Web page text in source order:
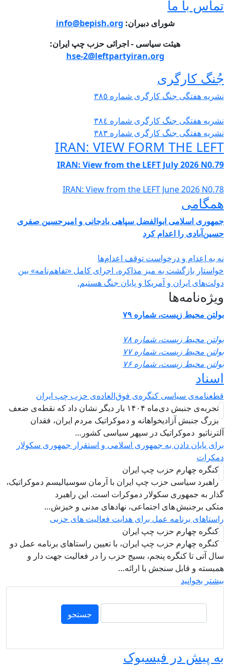
شورای دبیران:info@bepish.org
سیاسی - اجرائی حزب چپ ایران:
hse-2@leftpartyiran.org
کارگری شمارە ٣٨٥
کارگری شمارە ٣٨٤
کارگری شمارە ٣٨٣
IRAN: VIEW FORM
IRAN: View from the LEFT
IRAN: View from the LEFT
ابوالفضل سپاهی بادجانی و امیرحسین صفری
اعدام کرد
درخواست توقف اعدام‌ها
به میز مذاکره، اجرای کامل «تفاهم‌نامه» بین
و آمریکا و پایان جنگ هستیم.
شماره ۷۹
شماره ۷۸
شماره ۷۷
شماره ۷۶
کنگره‌ی فوق‌العاده‌ی حزب چپ ایران
تجربه‌ی جنبش دی‌ماه ۱۴۰۴ بار دیگر نشان داد که نقطه‌ی ضعف
و دموکراتیک مردم ایران، فقدان
در سپهر سیاسی کشور…
به جمهوری اسلامی و استقرار جمهوری سکولار
حزب چپ ایران
حزب چپ ایران با آرمان سوسیالیسم دموکراتیک،
سکولار دموکرات است. این راهبرد
های اجتماعی، نهادهای مدنی و خیزش‌…
عمل برای هدایت فعالیت های حزبی
حزب چپ ایران
حزب چپ ایران، با تعیین راستاهای برنامه عمل دو
پنجم، بسیج حزب را در فعالیت جهت دار و
سنجش با ارائه…
فیسبوک